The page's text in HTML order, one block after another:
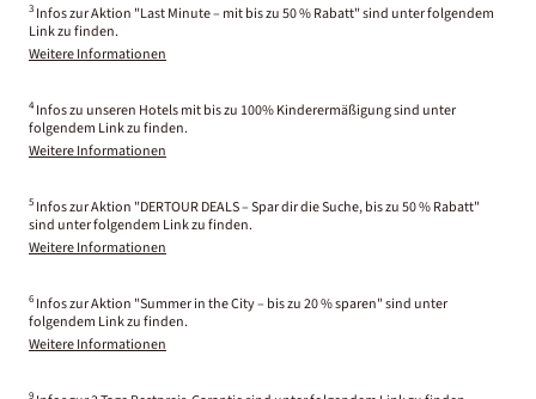
3 Infos zur Aktion "Last Minute – mit bis zu 50 % Rabatt" sind unter folgendem
Link zu finden.
Weitere Informationen
4 Infos zu unseren Hotels mit bis zu 100% Kinderermäßigung sind unter
folgendem Link zu finden.
Weitere Informationen
5 Infos zur Aktion "DERTOUR DEALS – Spar dir die Suche, bis zu 50 % Rabatt"
sind unter folgendem Link zu finden.
Weitere Informationen
6 Infos zur Aktion "Summer in the City – bis zu 20 % sparen" sind unter
folgendem Link zu finden.
Weitere Informationen